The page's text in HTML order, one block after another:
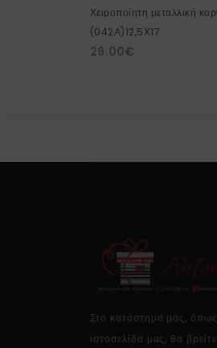
Χειροποίητη μεταλλική
(042Α)12,5Χ17
29.00€
Στο κατάστημα μας,
ιστοσελίδα μας, θα